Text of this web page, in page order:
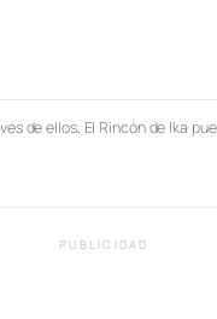
de ellos, El Rincón de Ika
PUBLICIDAD